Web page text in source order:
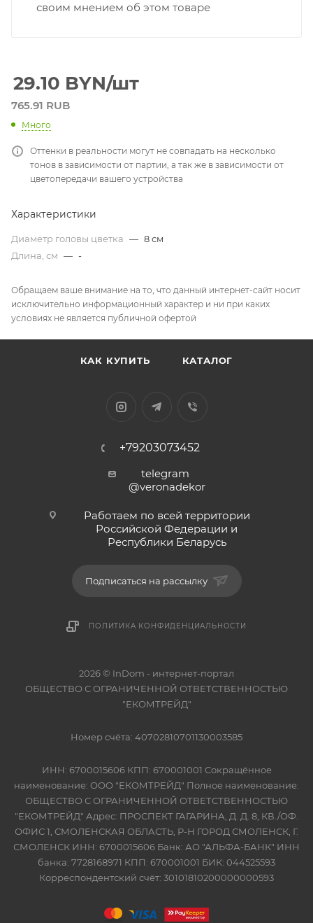
своим мнением об этом товаре
29.10 BYN/шт
765.91 RUB
Много
Оттенки в реальности могут не совпадать на несколько
тонов в зависимости от партии, а так же в зависимости от
цветопередачи вашего устройства
Характеристики
Диаметр головы цветка — 8 см
Длина, см — -
Обращаем ваше внимание на то, что данный интернет-сайт носит
исключительно информационный характер и ни при каких
условиях не является публичной офертой
КАК КУПИТЬ КАТАЛОГ
+79203073452
telegram
@veronadekor
Работаем по всей территории
Российской Федерации и
Республики Беларусь
Подписаться на рассылку
ПОЛИТИКА КОНФИДЕНЦИАЛЬНОСТИ
2026 © InDom - интернет-портал
ОБЩЕСТВО С ОГРАНИЧЕННОЙ ОТВЕТСТВЕННОСТЬЮ
"ЕКОМТРЕЙД"
Номер счёта: 40702810701130003585
ИНН: 6700015606 КПП: 670001001 Сокращённое
наименование: ООО "ЕКОМТРЕЙД" Полное наименование:
ОБЩЕСТВО С ОГРАНИЧЕННОЙ ОТВЕТСТВЕННОСТЬЮ
"ЕКОМТРЕЙД" Адрес: ПРОСПЕКТ ГАГАРИНА, Д. Д. 8, КВ./ОФ.
ОФИС 1, СМОЛЕНСКАЯ ОБЛАСТЬ, Р-Н ГОРОД СМОЛЕНСК, Г.
СМОЛЕНСК ИНН: 6700015606 Банк: АО "АЛЬФА-БАНК" ИНН
банка: 7728168971 КПП: 670001001 БИК: 044525593
Корреспондентский счёт: 30101810200000000593